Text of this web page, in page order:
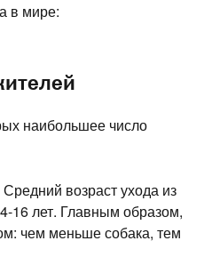
в мире:
наибольшее число
возраст ухода из
16 лет. Главным образом,
чем меньше собака, тем